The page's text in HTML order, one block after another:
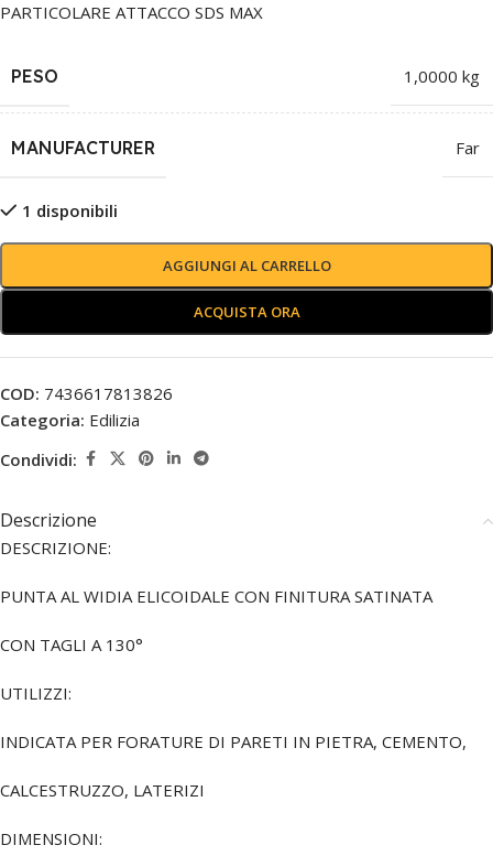
PARTICOLARE ATTACCO SDS MAX
PESO 1,0000 kg
MANUFACTURER Far
1 disponibili
AGGIUNGI AL CARRELLO
ACQUISTA ORA
COD: 7436617813826
Categoria: Edilizia
Condividi:
Descrizione
DESCRIZIONE:
PUNTA AL WIDIA ELICOIDALE CON FINITURA SATINATA
CON TAGLI A 130°
UTILIZZI:
INDICATA PER FORATURE DI PARETI IN PIETRA, CEMENTO,
CALCESTRUZZO, LATERIZI
DIMENSIONI: